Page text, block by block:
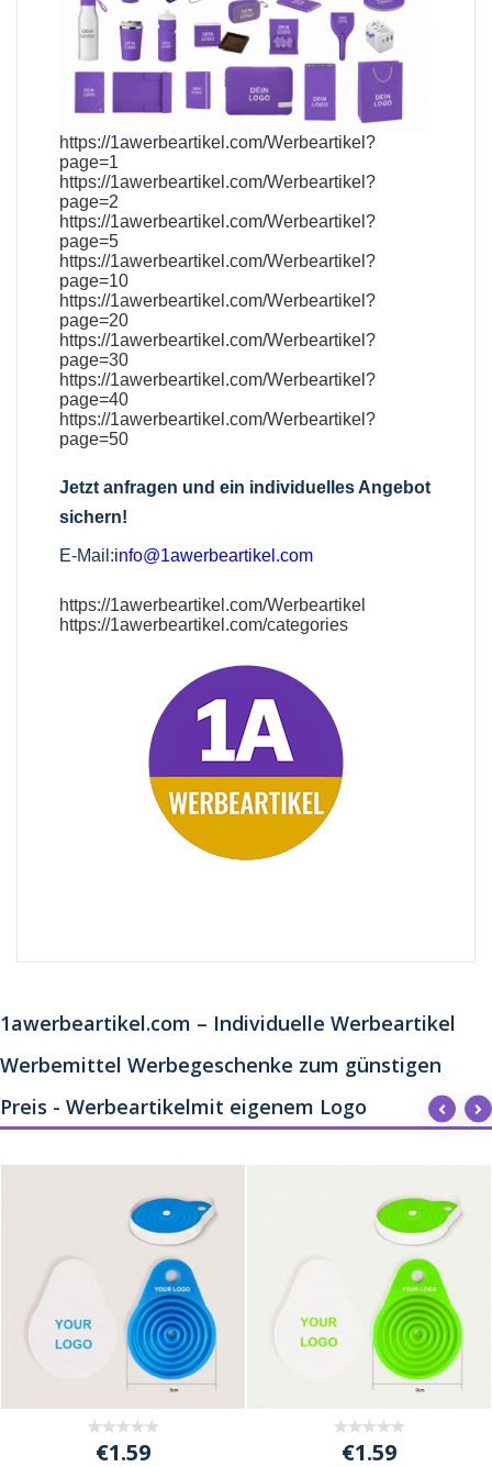
https://1awerbeartikel.com/Werbeartikel?
page=1
https://1awerbeartikel.com/Werbeartikel?
page=2
https://1awerbeartikel.com/Werbeartikel?
page=5
https://1awerbeartikel.com/Werbeartikel?
page=10
https://1awerbeartikel.com/Werbeartikel?
page=20
https://1awerbeartikel.com/Werbeartikel?
page=30
https://1awerbeartikel.com/Werbeartikel?
page=40
https://1awerbeartikel.com/Werbeartikel?
page=50
Jetzt anfragen und ein individuelles Angebot
sichern!
E-Mail:info@1awerbeartikel.com
https://1awerbeartikel.com/Werbeartikel
https://1awerbeartikel.com/categories
1awerbeartikel.com – Individuelle Werbeartikel
Werbemittel Werbegeschenke zum günstigen
Preis - Werbeartikelmit eigenem Logo
€1.59 €1.59